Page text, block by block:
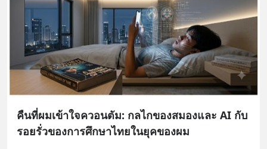
คืนที่ผมเข้าใจควอนตัม: กลไกของสมองและ AI กับ
รอยรั่วของการศึกษาไทยในยุคของผม